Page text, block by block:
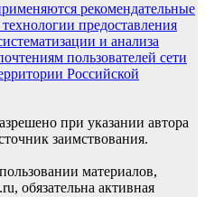
рекомендательные
предоставления
и анализа
пользователей сети
Российской
при указании автора
заимствования.
материалов,
обязательна активная